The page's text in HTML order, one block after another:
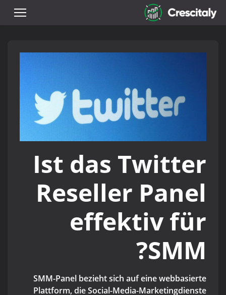
Ist das Twitter
Reseller Panel
effektiv für
SMM?
SMM-Panel bezieht sich auf eine webbasierte
Plattform, die Social-Media-Marketingdienste